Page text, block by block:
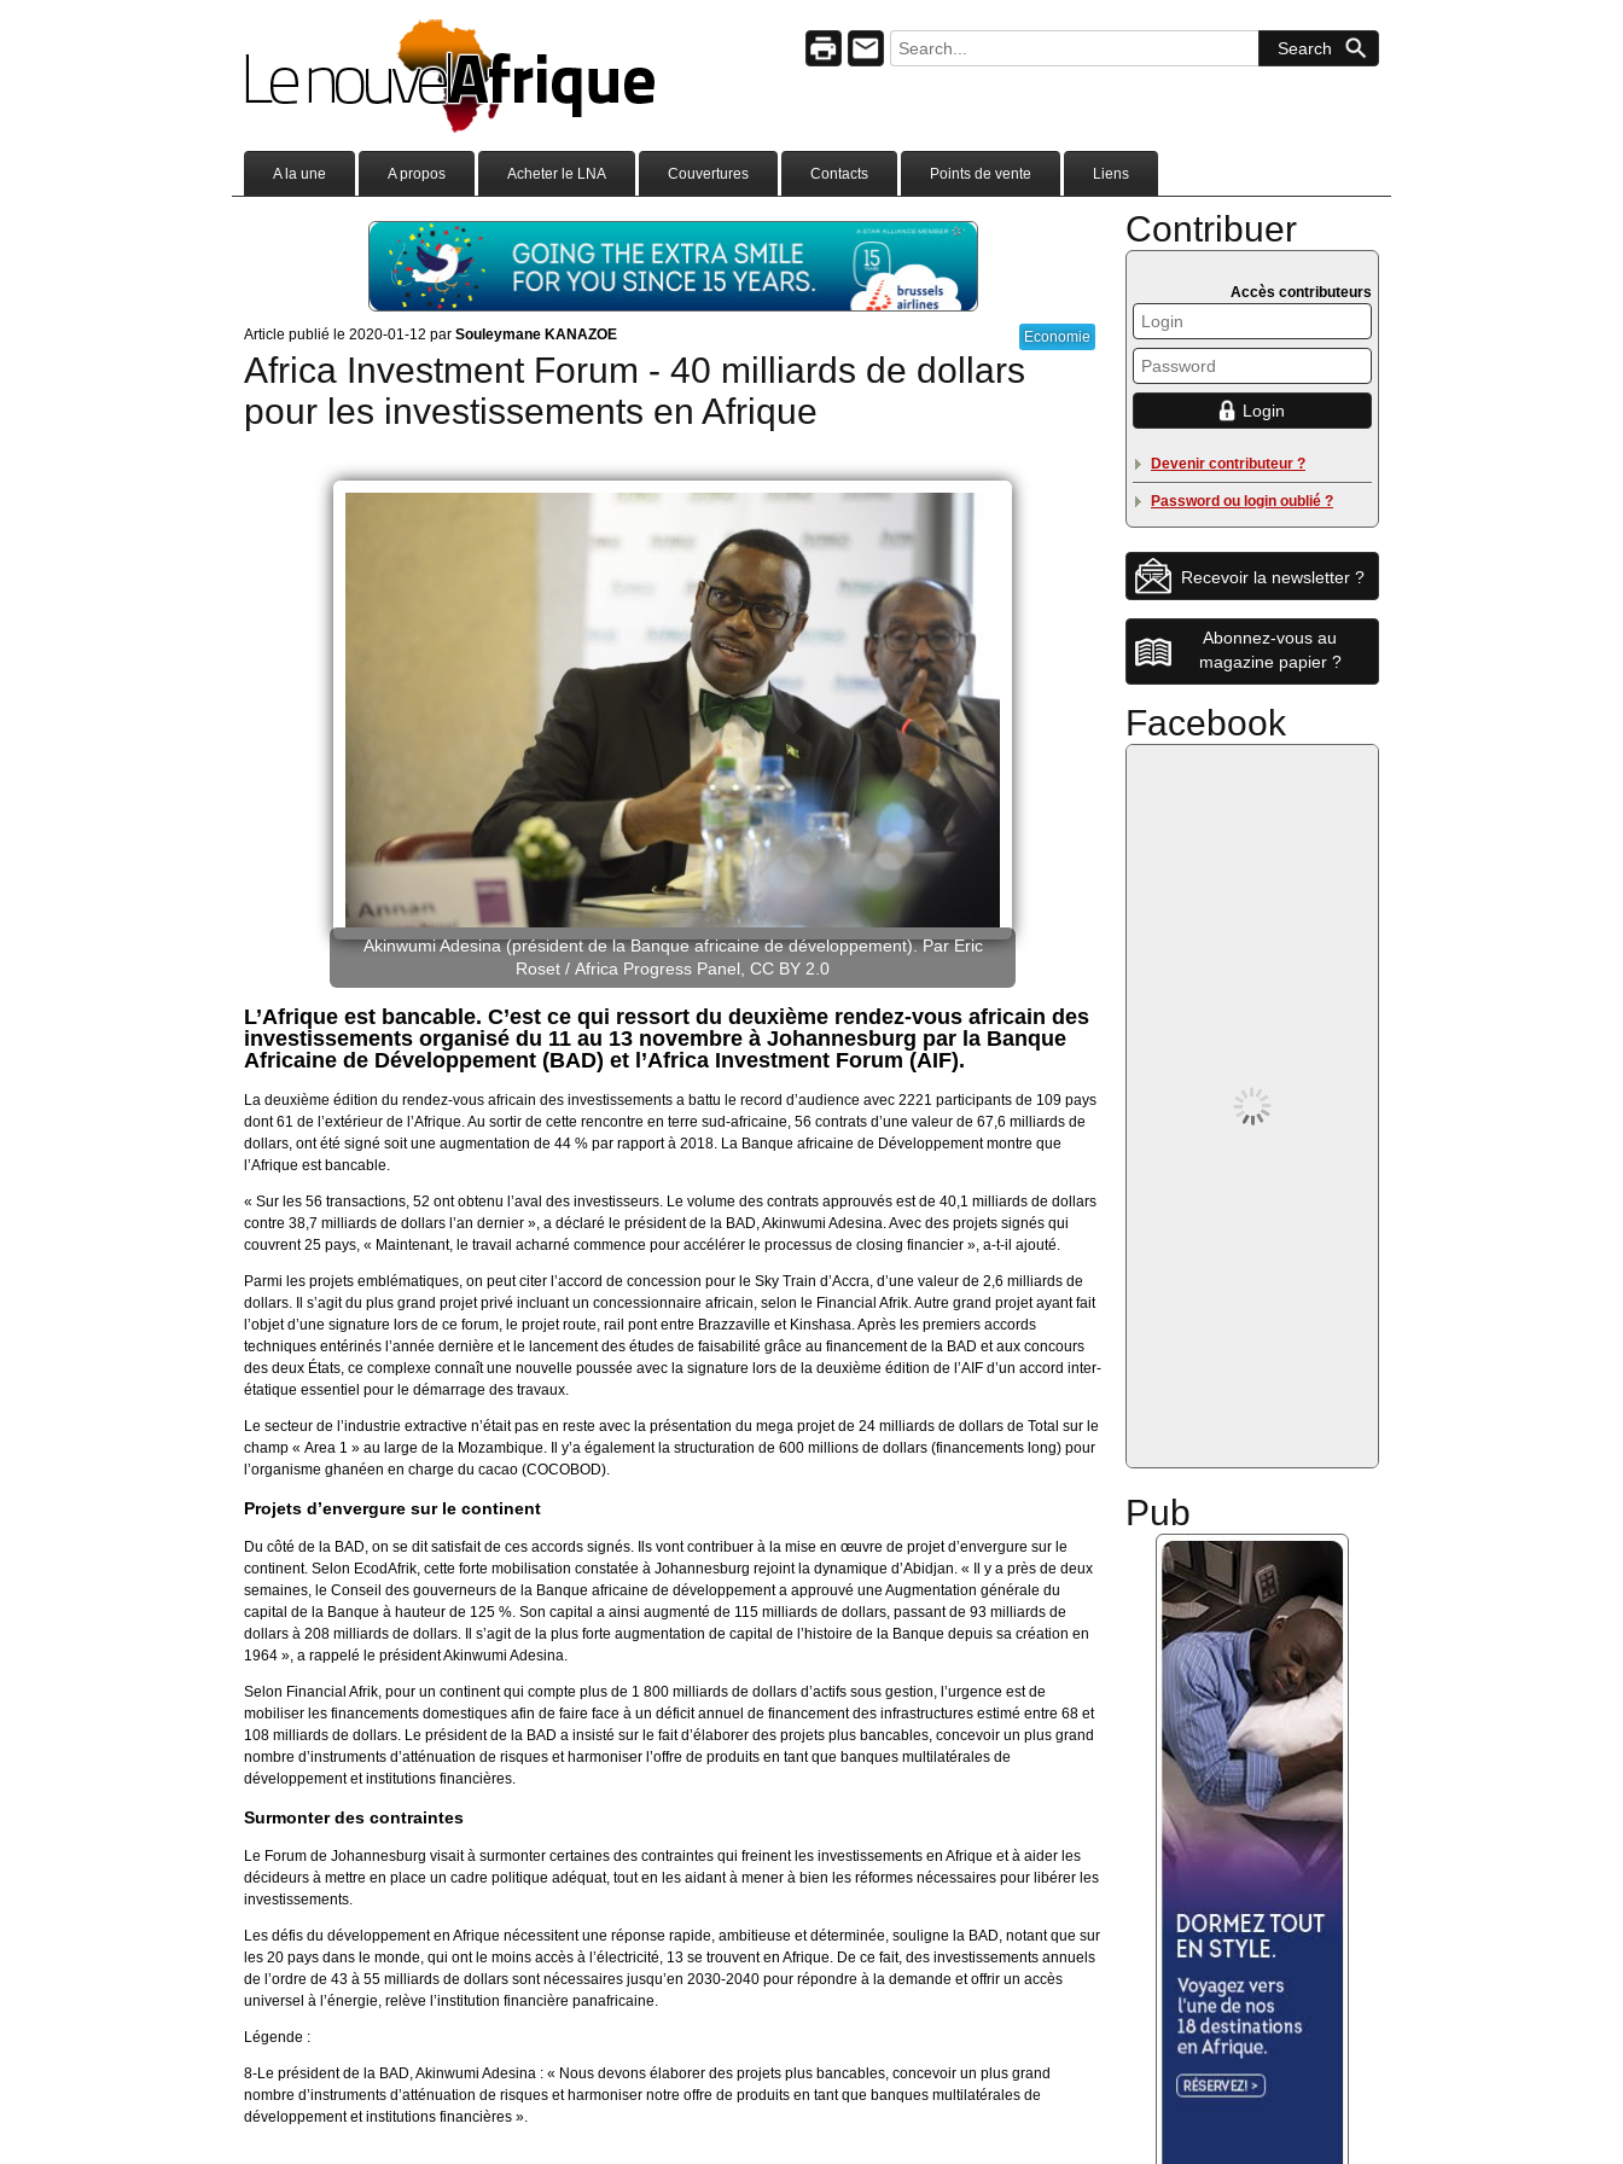
A la une A propos Acheter le LNA Couvertures Contacts Points de vente Liens
Article publié le 2020-01-12 par Souleymane KANAZOE Economie
Africa Investment Forum - 40 milliards de dollars
pour les investissements en Afrique
Akinwumi Adesina (président de la Banque africaine de développement). Par Eric
Roset / Africa Progress Panel, CC BY 2.0
L’Afrique est bancable. C’est ce qui ressort du deuxième rendez-vous africain des
investissements organisé du 11 au 13 novembre à Johannesburg par la Banque
Africaine de Développement (BAD) et l’Africa Investment Forum (AIF).
La deuxième édition du rendez-vous africain des investissements a battu le record d’audience avec 2221 participants de 109 pays
dont 61 de l’extérieur de l’Afrique. Au sortir de cette rencontre en terre sud-africaine, 56 contrats d’une valeur de 67,6 milliards de
dollars, ont été signé soit une augmentation de 44 % par rapport à 2018. La Banque africaine de Développement montre que
l’Afrique est bancable.
« Sur les 56 transactions, 52 ont obtenu l’aval des investisseurs. Le volume des contrats approuvés est de 40,1 milliards de dollars
contre 38,7 milliards de dollars l’an dernier », a déclaré le président de la BAD, Akinwumi Adesina. Avec des projets signés qui
couvrent 25 pays, « Maintenant, le travail acharné commence pour accélérer le processus de closing financier », a-t-il ajouté.
Parmi les projets emblématiques, on peut citer l’accord de concession pour le Sky Train d’Accra, d’une valeur de 2,6 milliards de
dollars. Il s’agit du plus grand projet privé incluant un concessionnaire africain, selon le Financial Afrik. Autre grand projet ayant fait
l’objet d’une signature lors de ce forum, le projet route, rail pont entre Brazzaville et Kinshasa. Après les premiers accords
techniques entérinés l’année dernière et le lancement des études de faisabilité grâce au financement de la BAD et aux concours
des deux États, ce complexe connaît une nouvelle poussée avec la signature lors de la deuxième édition de l’AIF d’un accord inter-
étatique essentiel pour le démarrage des travaux.
Le secteur de l’industrie extractive n’était pas en reste avec la présentation du mega projet de 24 milliards de dollars de Total sur le
champ « Area 1 » au large de la Mozambique. Il y’a également la structuration de 600 millions de dollars (financements long) pour
l’organisme ghanéen en charge du cacao (COCOBOD).
Projets d’envergure sur le continent
Du côté de la BAD, on se dit satisfait de ces accords signés. Ils vont contribuer à la mise en œuvre de projet d’envergure sur le
continent. Selon EcodAfrik, cette forte mobilisation constatée à Johannesburg rejoint la dynamique d’Abidjan. « Il y a près de deux
semaines, le Conseil des gouverneurs de la Banque africaine de développement a approuvé une Augmentation générale du
capital de la Banque à hauteur de 125 %. Son capital a ainsi augmenté de 115 milliards de dollars, passant de 93 milliards de
dollars à 208 milliards de dollars. Il s’agit de la plus forte augmentation de capital de l’histoire de la Banque depuis sa création en
1964 », a rappelé le président Akinwumi Adesina.
Selon Financial Afrik, pour un continent qui compte plus de 1 800 milliards de dollars d’actifs sous gestion, l’urgence est de
mobiliser les financements domestiques afin de faire face à un déficit annuel de financement des infrastructures estimé entre 68 et
108 milliards de dollars. Le président de la BAD a insisté sur le fait d’élaborer des projets plus bancables, concevoir un plus grand
nombre d’instruments d’atténuation de risques et harmoniser l’offre de produits en tant que banques multilatérales de
développement et institutions financières.
Surmonter des contraintes
Le Forum de Johannesburg visait à surmonter certaines des contraintes qui freinent les investissements en Afrique et à aider les
décideurs à mettre en place un cadre politique adéquat, tout en les aidant à mener à bien les réformes nécessaires pour libérer les
investissements.
Les défis du développement en Afrique nécessitent une réponse rapide, ambitieuse et déterminée, souligne la BAD, notant que sur
les 20 pays dans le monde, qui ont le moins accès à l’électricité, 13 se trouvent en Afrique. De ce fait, des investissements annuels
de l’ordre de 43 à 55 milliards de dollars sont nécessaires jusqu’en 2030-2040 pour répondre à la demande et offrir un accès
universel à l’énergie, relève l’institution financière panafricaine.
Légende :
8-Le président de la BAD, Akinwumi Adesina : « Nous devons élaborer des projets plus bancables, concevoir un plus grand
nombre d’instruments d’atténuation de risques et harmoniser notre offre de produits en tant que banques multilatérales de
développement et institutions financières ».
Contribuer
Accès contributeurs
Devenir contributeur ?
Password ou login oublié ?
Recevoir la newsletter ?
Abonnez-vous au
magazine papier ?
Facebook
Pub